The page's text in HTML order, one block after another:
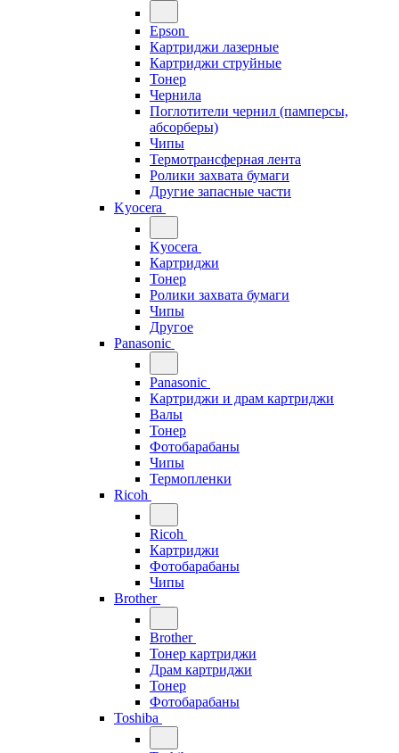
Epson
Картриджи лазерные
Картриджи струйные
Тонер
Чернила
Поглотители чернил (памперсы,
абсорберы)
Чипы
Термотрансферная лента
Ролики захвата бумаги
Другие запасные части
Kyocera
Kyocera
Картриджи
Тонер
Ролики захвата бумаги
Чипы
Другое
Panasonic
Panasonic
Картриджи и драм картриджи
Валы
Тонер
Фотобарабаны
Чипы
Термопленки
Ricoh
Ricoh
Картриджи
Фотобарабаны
Чипы
Brother
Brother
Тонер картриджи
Драм картриджи
Тонер
Фотобарабаны
Toshiba